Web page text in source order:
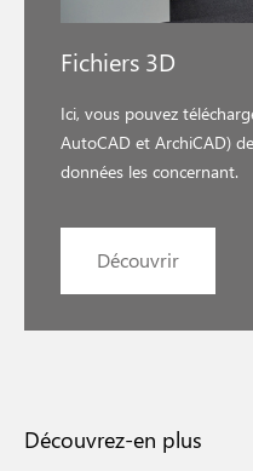
Fichiers 3D
Ici, vous pouvez
AutoCAD et ArchiCAD)
données les concernant.
Découvrir
Découvrez-en plus